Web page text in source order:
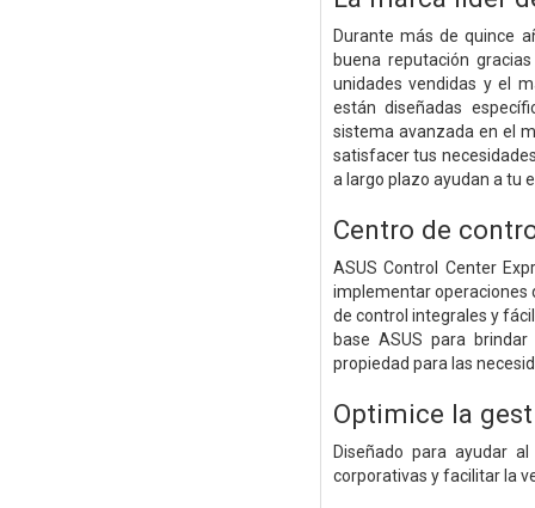
Durante más de quince
buena reputación
unidades vendidas y el
están diseñadas
sistema avanzada en el
satisfacer tus
a largo plazo ayudan a tu
Centro de
ASUS Control Center
implementar operaciones
de control integrales y
base ASUS para
propiedad para las
Optimice la
Diseñado para ayudar
corporativas y facilitar la